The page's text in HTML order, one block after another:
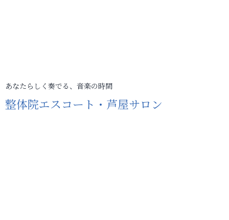
あなたらしく奏でる、音楽の時間
整体院エスコート・芦屋サロン